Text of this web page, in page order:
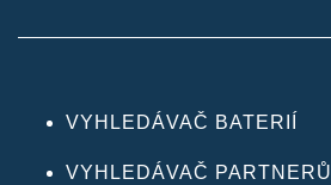
VYHLEDÁVAČ BATERIÍ
VYHLEDÁVAČ PARTNERŮ